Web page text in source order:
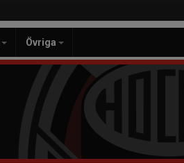
Övriga